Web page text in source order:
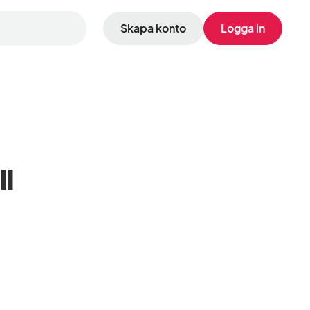
Skapa konto Logga in